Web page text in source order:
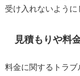
受け入れないように
見積もりや料
料金に関するトラ